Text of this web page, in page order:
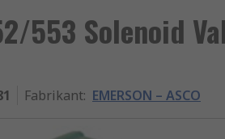
553 Solenoid
Fabrikant: EMERSON – ASCO